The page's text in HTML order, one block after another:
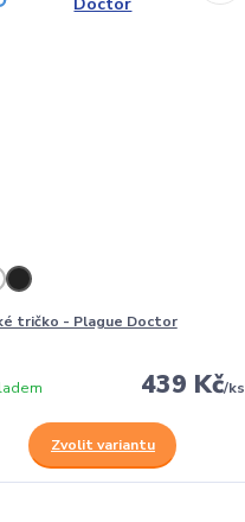
tričko - Plague Doctor
439 Kč/ks
Zvolit variantu